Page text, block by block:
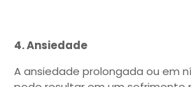
4. Ansiedade
A ansiedade prolongada ou em